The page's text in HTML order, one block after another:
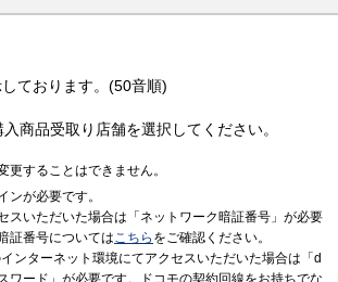
ております。(50音順)
商品受取り店舗を選択してください。
更することはできません。
ンが必要です。
スいただいた場合は「ネットワーク暗証番号」が必要
証番号についてはこちら をご確認ください。
ンターネット環境にてアクセスいただいた場合は「d
ワード」が必要です。ドコモの契約回線をお持ちでな